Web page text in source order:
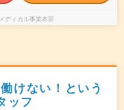
ディカル事業本部
けない！という
ッフ